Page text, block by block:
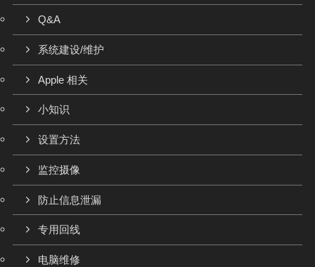
Q&A
系统建设/维护
Apple 相关
小知识
设置方法
监控摄像
防止信息泄漏
专用回线
电脑维修